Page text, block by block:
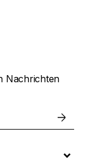
Nachrichten